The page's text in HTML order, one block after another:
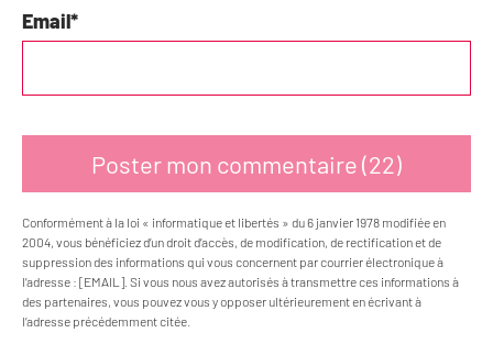
Email*
Conformément à la loi « informatique et libertés » du 6 janvier 1978 modifiée en
2004, vous bénéficiez d’un droit d’accès, de modification, de rectification et de
suppression des informations qui vous concernent par courrier électronique à
l’adresse : [EMAIL]. Si vous nous avez autorisés à transmettre ces informations à
des partenaires, vous pouvez vous y opposer ultérieurement en écrivant à
l’adresse précédemment citée.